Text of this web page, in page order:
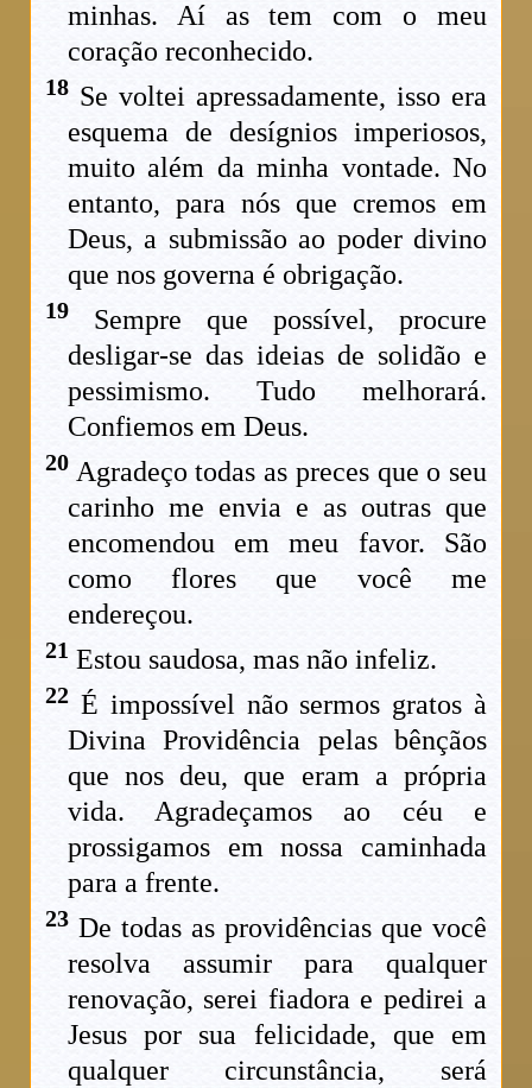
minhas. Aí as tem com o meu
coração reconhecido.
18 Se voltei apressadamente, isso era
esquema de desígnios imperiosos,
muito além da minha vontade. No
entanto, para nós que cremos em
Deus, a submissão ao poder divino
que nos governa é obrigação.
19 Sempre que possível, procure
desligar-se das ideias de solidão e
pessimismo. Tudo melhorará.
Confiemos em Deus.
20 Agradeço todas as preces que o seu
carinho me envia e as outras que
encomendou em meu favor. São
como flores que você me
endereçou.
21 Estou saudosa, mas não infeliz.
22 É impossível não sermos gratos à
Divina Providência pelas bênçãos
que nos deu, que eram a própria
vida. Agradeçamos ao céu e
prossigamos em nossa caminhada
para a frente.
23 De todas as providências que você
resolva assumir para qualquer
renovação, serei fiadora e pedirei a
Jesus por sua felicidade, que em
qualquer circunstância, será